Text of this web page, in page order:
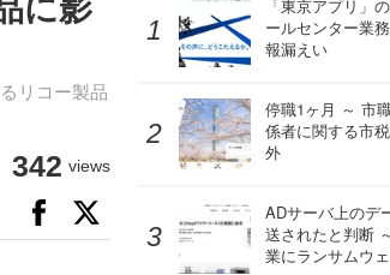
リコー製品
342 views
「東京アプリ」
ールセンター業
報漏えい
停職1ヶ月 ～ 市
係者に関する市
外
ADサーバ上のデ
送されたと判断
業にランサムウ